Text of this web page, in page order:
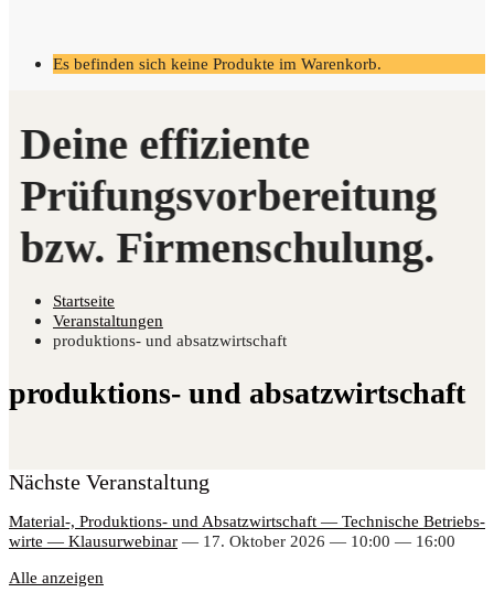
Es befinden sich keine Produkte im Warenkorb.
Startseite
Ver­an­stal­tun­gen
produktions- und absatzwirtschaft
pro­duk­ti­ons- und absatzwirtschaft
Nächs­te Veranstaltung
Material‑, Pro­duk­ti­ons- und Absatz­wirt­schaft — Tech­ni­sche Betriebs­
wir­te — Klau­sur­web­i­nar — 17. Okto­ber 2026 — 10:00 — 16:00
Alle anzei­gen